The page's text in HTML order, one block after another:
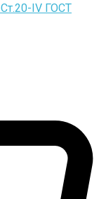
IV ГОСТ